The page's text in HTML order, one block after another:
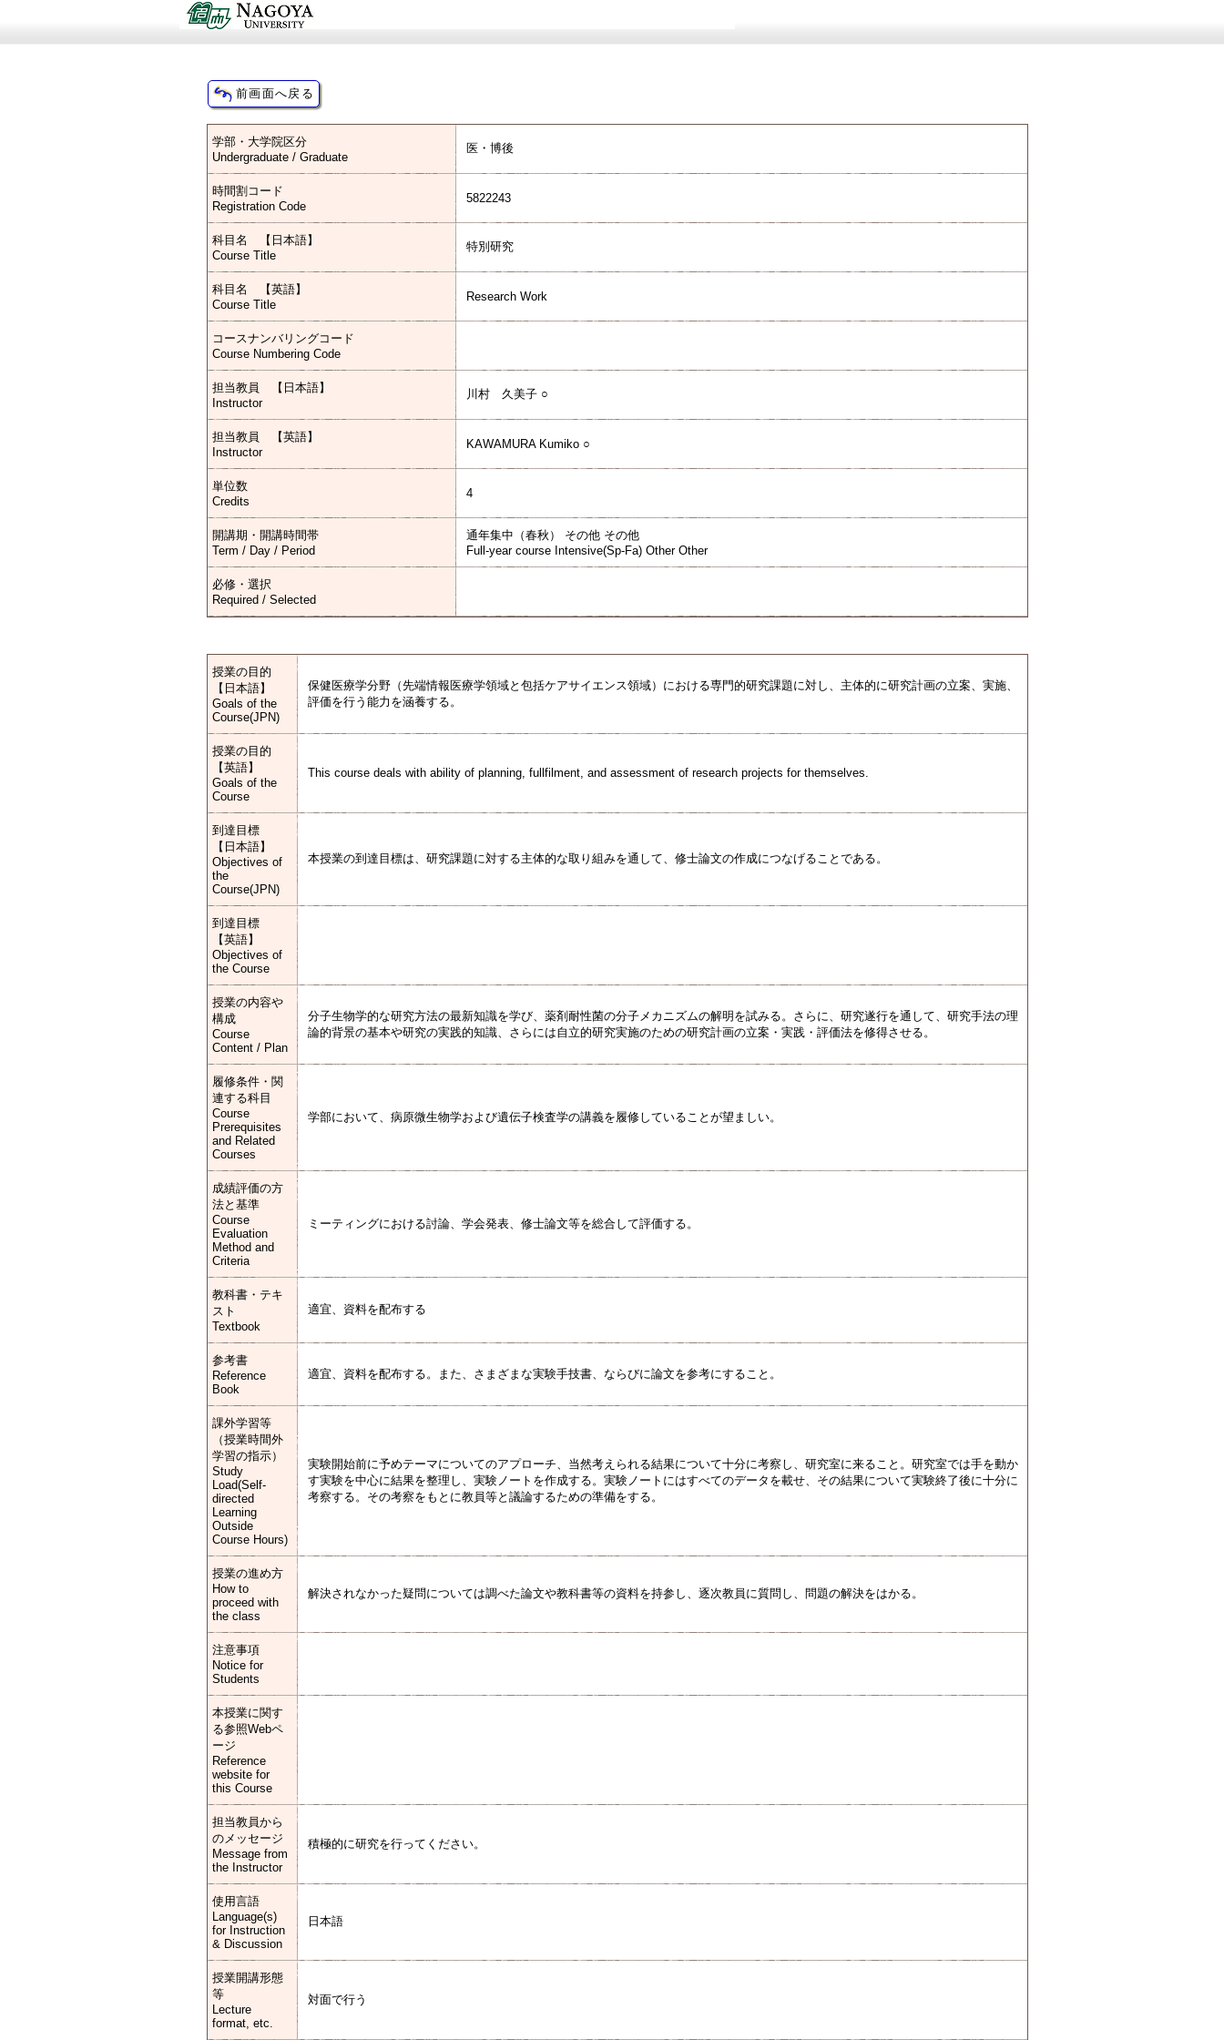
学部・大学院区分
Undergraduate / Graduate
医・博後
時間割コード
Registration Code
5822243
科目名 【日本語】
Course Title
特別研究
科目名 【英語】
Course Title
Research Work
コースナンバリングコード
Course Numbering Code
担当教員 【日本語】
Instructor
川村 久美子 ○
担当教員 【英語】
Instructor
KAWAMURA Kumiko ○
単位数
Credits
4
開講期・開講時間帯
Term / Day / Period
通年集中（春秋） その他 その他
Full-year course Intensive(Sp-Fa) Other Other
必修・選択
Required / Selected
授業の目的
【日本語】
Goals of the
Course(JPN)
保健医療学分野（先端情報医療学領域と包括ケアサイエンス領域）における専門的研究課題に対し、主体的に研究計画の立案、実施、
評価を行う能力を涵養する。
授業の目的
【英語】
Goals of the
Course
This course deals with ability of planning, fullfilment, and assessment of research projects for themselves.
到達目標
【日本語】
Objectives of
the
Course(JPN)
本授業の到達目標は、研究課題に対する主体的な取り組みを通して、修士論文の作成につなげることである。
到達目標
【英語】
Objectives of
the Course
授業の内容や
構成
Course
Content / Plan
分子生物学的な研究方法の最新知識を学び、薬剤耐性菌の分子メカニズムの解明を試みる。さらに、研究遂行を通して、研究手法の理
論的背景の基本や研究の実践的知識、さらには自立的研究実施のための研究計画の立案・実践・評価法を修得させる。
履修条件・関
連する科目
Course
Prerequisites
and Related
Courses
学部において、病原微生物学および遺伝子検査学の講義を履修していることが望ましい。
成績評価の方
法と基準
Course
Evaluation
Method and
Criteria
ミーティングにおける討論、学会発表、修士論文等を総合して評価する。
教科書・テキ
スト
Textbook
適宜、資料を配布する
参考書
Reference
Book
適宜、資料を配布する。また、さまざまな実験手技書、ならびに論文を参考にすること。
課外学習等
（授業時間外
学習の指示）
Study
Load(Self-
directed
Learning
Outside
Course Hours)
実験開始前に予めテーマについてのアプローチ、当然考えられる結果について十分に考察し、研究室に来ること。研究室では手を動か
す実験を中心に結果を整理し、実験ノートを作成する。実験ノートにはすべてのデータを載せ、その結果について実験終了後に十分に
考察する。その考察をもとに教員等と議論するための準備をする。
授業の進め方
How to
proceed with
the class
解決されなかった疑問については調べた論文や教科書等の資料を持参し、逐次教員に質問し、問題の解決をはかる。
注意事項
Notice for
Students
本授業に関す
る参照Webペ
ージ
Reference
website for
this Course
担当教員から
のメッセージ
Message from
the Instructor
積極的に研究を行ってください。
使用言語
Language(s)
for Instruction
& Discussion
日本語
授業開講形態
等
Lecture
format, etc.
対面で行う